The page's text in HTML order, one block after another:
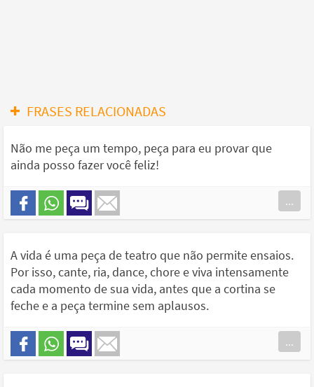
FRASES RELACIONADAS
Não me peça um tempo, peça para eu provar que
ainda posso fazer você feliz!
...
A vida é uma peça de teatro que não permite ensaios.
Por isso, cante, ria, dance, chore e viva intensamente
cada momento de sua vida, antes que a cortina se
feche e a peça termine sem aplausos.
...